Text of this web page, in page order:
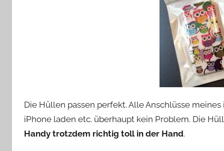
Die Hüllen passen perfekt. Alle Anschlüsse
iPhone laden etc. überhaupt kein Problem. Die
Handy trotzdem richtig toll in der Hand.